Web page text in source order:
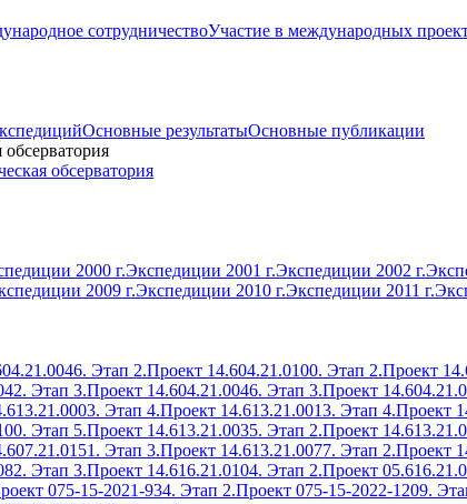
сотрудничествоУчастие в международных
Основные результатыОсновные публикации
обсерватория
2000 г.Экспедиции 2001 г.Экспедиции 2002 г.
2009 г.Экспедиции 2010 г.Экспедиции 2011 г.
Этап 2.Проект 14.604.21.0100. Этап 2.Проект
Этап 3.Проект 14.604.21.0046. Этап 3.Проект
Этап 4.Проект 14.613.21.0013. Этап 4.Проект
Этап 5.Проект 14.613.21.0035. Этап 2.Проект
Этап 3.Проект 14.613.21.0077. Этап 2.Проект
Этап 3.Проект 14.616.21.0104. Этап 2.Проект
075-15-2021-934. Этап 2.Проект 075-15-2022-1209.